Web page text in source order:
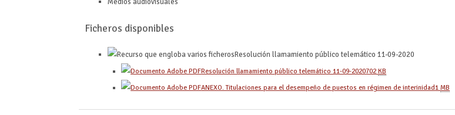
Ficheros disponibles
Resolución llamamiento público telemático 11-09-2020
Resolución llamamiento público telemático 11-09-2020702KB
ANEXO. Titulaciones para el desempeño de puestos en régimen de interinidad1MB